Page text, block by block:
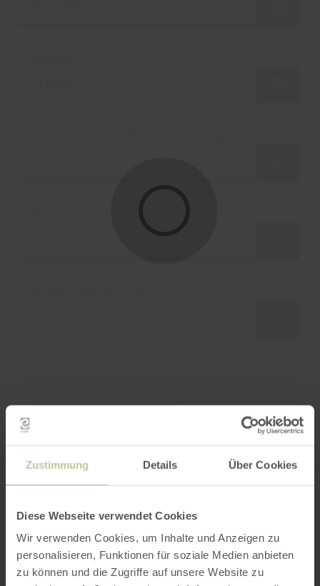
Zustimmung Details Über Cookies
Diese Webseite verwendet Cookies
Wir verwenden Cookies, um Inhalte und Anzeigen zu
personalisieren, Funktionen für soziale Medien anbieten
zu können und die Zugriffe auf unsere Website zu
Bewertungen
unterschiedlicher Buchungsportale (Quelle:
You)